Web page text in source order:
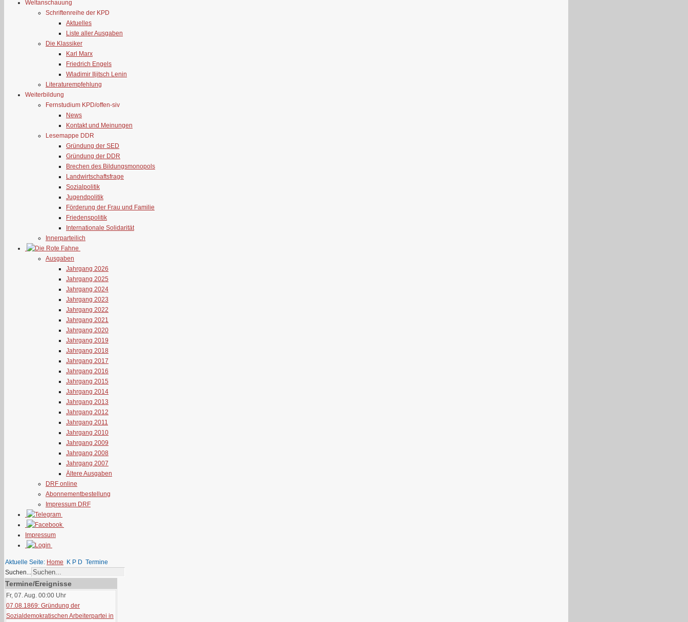
Weltanschauung
Schriftenreihe der KPD
Aktuelles
Liste aller Ausgaben
Die Klassiker
Karl Marx
Friedrich Engels
Wladimir Iljitsch Lenin
Literaturempfehlung
Weiterbildung
Fernstudium KPD/offen-siv
News
Kontakt und Meinungen
Lesemappe DDR
Gründung der SED
Gründung der DDR
Brechen des Bildungsmonopols
Landwirtschaftsfrage
Sozialpolitik
Jugendpolitik
Förderung der Frau und Familie
Friedenspolitik
Internationale Solidarität
Innerparteilich
Ausgaben
Jahrgang 2026
Jahrgang 2025
Jahrgang 2024
Jahrgang 2023
Jahrgang 2022
Jahrgang 2021
Jahrgang 2020
Jahrgang 2019
Jahrgang 2018
Jahrgang 2017
Jahrgang 2016
Jahrgang 2015
Jahrgang 2014
Jahrgang 2013
Jahrgang 2012
Jahrgang 2011
Jahrgang 2010
Jahrgang 2009
Jahrgang 2008
Jahrgang 2007
Ältere Ausgaben
DRF online
Abonnementbestellung
Impressum DRF
Impressum
Aktuelle Seite: Home K P D Termine
Suchen...
Termine/Ereignisse
Fr, 07. Aug. 00:00 Uhr
07.08.1869: Gründung der
Sozialdemokratischen Arbeiterpartei in